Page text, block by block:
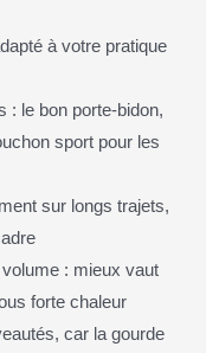
à votre pratique
: le bon porte-bidon,
sport pour les
sur longs trajets,
: mieux vaut
forte chaleur
car la gourde